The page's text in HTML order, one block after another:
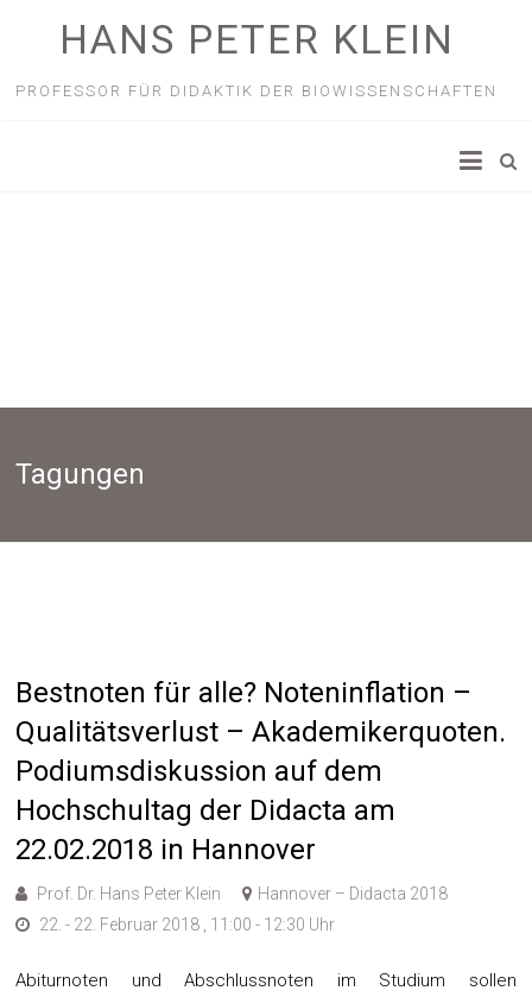
HANS PETER KLEIN
PROFESSOR FÜR DIDAKTIK DER BIOWISSENSCHAFTEN
Tagungen
Bestnoten für alle? Noteninflation –
Qualitätsverlust – Akademikerquoten.
Podiumsdiskussion auf dem
Hochschultag der Didacta am
22.02.2018 in Hannover
Prof. Dr. Hans Peter Klein
Hannover – Didacta 2018
22. - 22. Februar 2018 , 11:00 - 12:30 Uhr
Abiturnoten und Abschlussnoten im Studium sollen